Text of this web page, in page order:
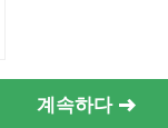
계속하다